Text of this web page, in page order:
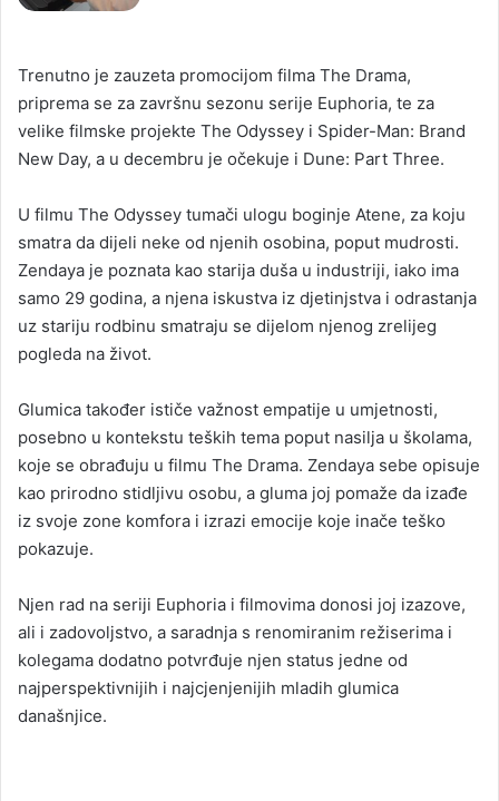
Trenutno je zauzeta promocijom filma The Drama,
priprema se za završnu sezonu serije Euphoria, te za
velike filmske projekte The Odyssey i Spider-Man: Brand
New Day, a u decembru je očekuje i Dune: Part Three.
U filmu The Odyssey tumači ulogu boginje Atene, za koju
smatra da dijeli neke od njenih osobina, poput mudrosti.
Zendaya je poznata kao starija duša u industriji, iako ima
samo 29 godina, a njena iskustva iz djetinjstva i odrastanja
uz stariju rodbinu smatraju se dijelom njenog zrelijeg
pogleda na život.
Glumica također ističe važnost empatije u umjetnosti,
posebno u kontekstu teških tema poput nasilja u školama,
koje se obrađuju u filmu The Drama. Zendaya sebe opisuje
kao prirodno stidljivu osobu, a gluma joj pomaže da izađe
iz svoje zone komfora i izrazi emocije koje inače teško
pokazuje.
Njen rad na seriji Euphoria i filmovima donosi joj izazove,
ali i zadovoljstvo, a saradnja s renomiranim režiserima i
kolegama dodatno potvrđuje njen status jedne od
najperspektivnijih i najcjenjenijih mladih glumica
današnjice.